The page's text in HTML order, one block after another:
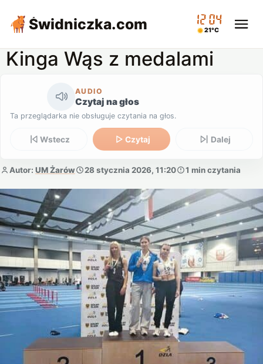
Świdniczka.com 12:04
21°C
Kinga Wąs z medalami
AUDIO
Czytaj na głos
Ta przeglądarka nie obsługuje czytania na głos.
Wstecz Czytaj Dalej
Autor: UM Żarów 28 stycznia 2026, 11:20 1 min czytania